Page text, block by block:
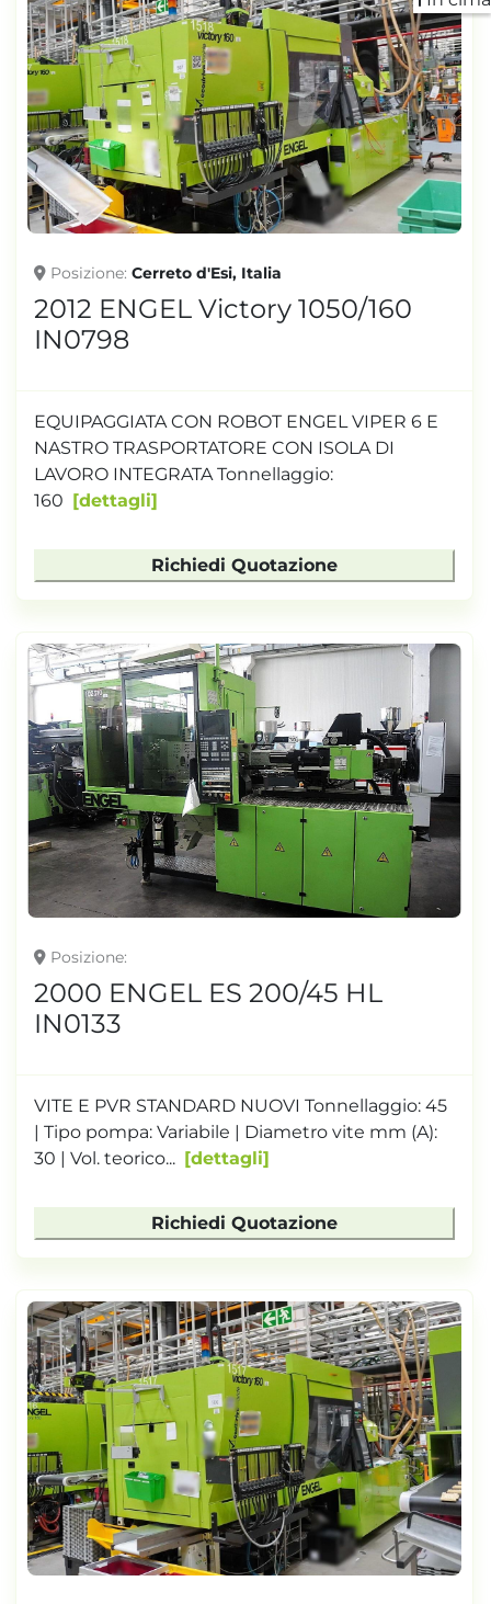
Posizione Cerreto d'Esi, Italia
2012 ENGEL Victory 1050/160
IN0798
EQUIPAGGIATA CON ROBOT ENGEL VIPER 6 E
NASTRO TRASPORTATORE CON ISOLA DI
LAVORO INTEGRATA Tonnellaggio:
160
dettagli
Richiedi Quotazione
Posizione
2000 ENGEL ES 200/45 HL
IN0133
VITE E PVR STANDARD NUOVI Tonnellaggio: 45
| Tipo pompa: Variabile | Diametro vite mm (A):
30 | Vol. teorico...
dettagli
Richiedi Quotazione